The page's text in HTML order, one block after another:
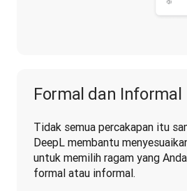
Formal dan Informal
Tidak semua percakapan itu
DeepL membantu
untuk memilih ragam yang
formal atau informal.